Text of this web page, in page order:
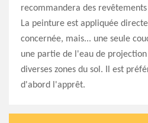
recommandera des
La peinture est appliquée
concernée, mais... une seule
une partie de l'eau de projection
diverses zones du sol. Il est
d'abord l'apprêt.